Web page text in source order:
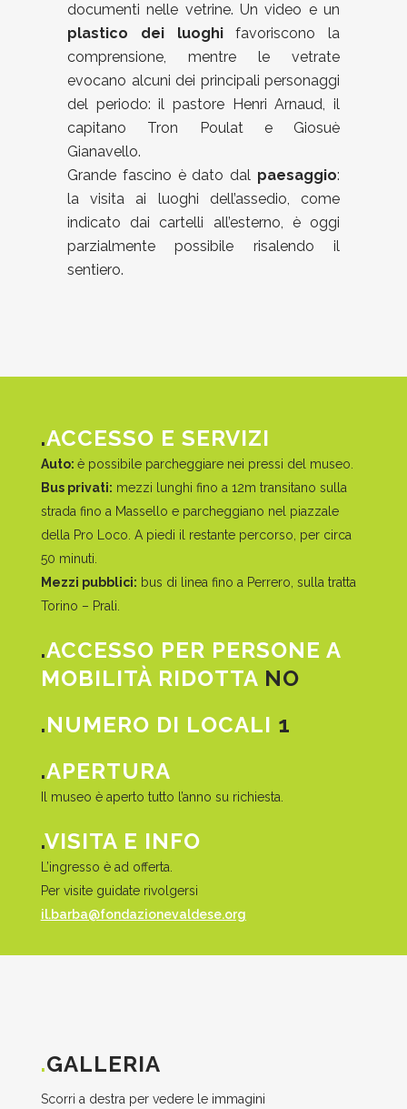
documenti nelle vetrine. Un video e un
plastico dei luoghifavoriscono la
comprensione, mentre le vetrate
evocano alcuni dei principali personaggi
del periodo: il pastore Henri Arnaud, il
capitano Tron Poulat e Giosuè
Gianavello.
Grande fascino è dato dal paesaggio:
la visita ai luoghi dell’assedio, come
indicato dai cartelli all’esterno, è oggi
parzialmente possibile risalendo il
sentiero.
.ACCESSO E SERVIZI
Auto: è possibile parcheggiare nei pressi del museo.
Bus privati: mezzi lunghi fino a 12m transitano sulla
strada fino a Massello e parcheggiano nel piazzale
della Pro Loco. A piedi il restante percorso, per circa
50 minuti.
Mezzi pubblici: bus di linea fino a Perrero, sulla tratta
Torino – Prali.
.ACCESSO PER PERSONE A
MOBILITÀ RIDOTTA NO
.NUMERO DI LOCALI 1
.APERTURA
Il museo è aperto tutto l’anno su richiesta.
.VISITA E INFO
L’ingresso è ad offerta.
Per visite guidate rivolgersi
il.barba@fondazionevaldese.org
.GALLERIA
Scorri a destra per vedere le immagini